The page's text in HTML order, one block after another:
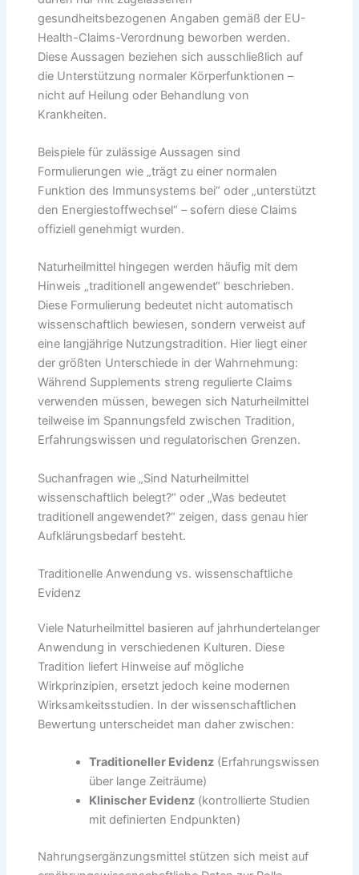
gesundheitsbezogenen Angaben gemäß der EU-
Health-Claims-Verordnung beworben werden.
Diese Aussagen beziehen sich ausschließlich auf
die Unterstützung normaler Körperfunktionen –
nicht auf Heilung oder Behandlung von
Krankheiten.
Beispiele für zulässige Aussagen sind
Formulierungen wie „trägt zu einer normalen
Funktion des Immunsystems bei“ oder „unterstützt
den Energiestoffwechsel“ – sofern diese Claims
offiziell genehmigt wurden.
Naturheilmittel hingegen werden häufig mit dem
Hinweis „traditionell angewendet“ beschrieben.
Diese Formulierung bedeutet nicht automatisch
wissenschaftlich bewiesen, sondern verweist auf
eine langjährige Nutzungstradition. Hier liegt einer
der größten Unterschiede in der Wahrnehmung:
Während Supplements streng regulierte Claims
verwenden müssen, bewegen sich Naturheilmittel
teilweise im Spannungsfeld zwischen Tradition,
Erfahrungswissen und regulatorischen Grenzen.
Suchanfragen wie „Sind Naturheilmittel
wissenschaftlich belegt?“ oder „Was bedeutet
traditionell angewendet?“ zeigen, dass genau hier
Aufklärungsbedarf besteht.
Traditionelle Anwendung vs. wissenschaftliche
Evidenz
Viele Naturheilmittel basieren auf jahrhundertelanger
Anwendung in verschiedenen Kulturen. Diese
Tradition liefert Hinweise auf mögliche
Wirkprinzipien, ersetzt jedoch keine modernen
Wirksamkeitsstudien. In der wissenschaftlichen
Bewertung unterscheidet man daher zwischen:
Traditioneller Evidenz (Erfahrungswissen
über lange Zeiträume)
Klinischer Evidenz (kontrollierte Studien
mit definierten Endpunkten)
Nahrungsergänzungsmittel stützen sich meist auf